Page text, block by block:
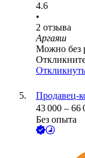
4.6
•
2 отзыва
Аргаяш
Можно без
Продавец-
43 000 – 66
Без опыта